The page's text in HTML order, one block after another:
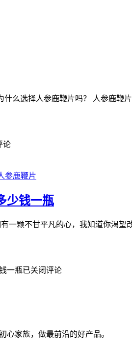
么选择人参鹿鞭片吗？ 人参鹿鞭
论
参鹿鞭片
少钱一瓶
一颗不甘平凡的心，我知道你渴
一瓶已关闭评论
心家族，做最前沿的好产品。